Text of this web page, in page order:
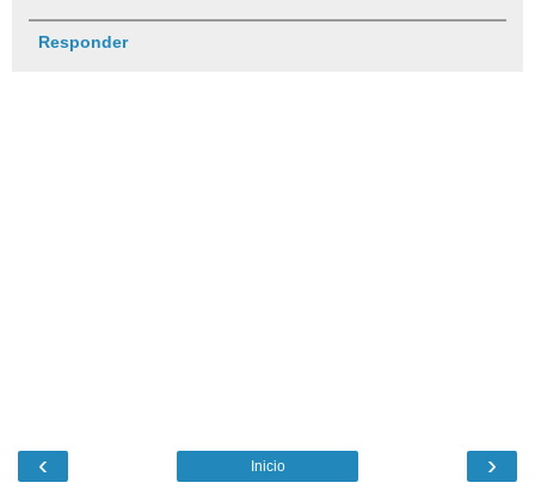
Responder
‹ ›
Inicio